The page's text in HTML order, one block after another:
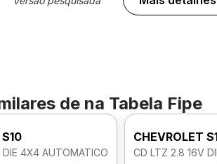
de na Tabela Fipe
4X4 AUTOMATICO
CHEVROLET
CD LTZ 2.8 16V